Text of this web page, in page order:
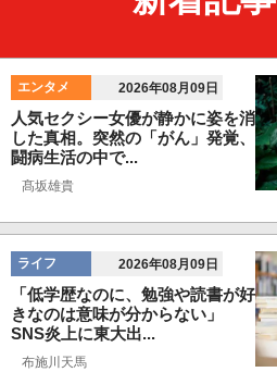
エンタメ 2026年08月09日
人気セクシー女優が静かに姿を消
した真相。突然の「がん」発覚、
闘病生活の中で...
髙坂雄貴
ライフ 2026年08月09日
「低学歴なのに、勉強や読書が好
きなのは意味が分からない」
SNS炎上に東大出...
布施川天馬